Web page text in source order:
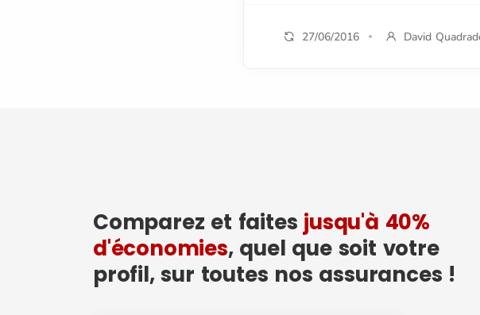
27/06/2016 David
Comparez et faites jusqu'à 40%
d'économies, quel que soit votre
profil, sur toutes nos assurances !